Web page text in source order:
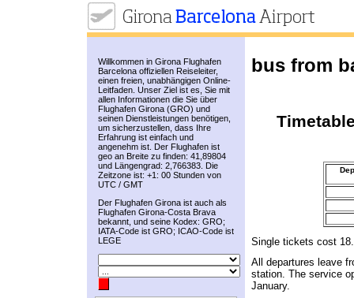
Willkommen in Girona Flughafen
Barcelona offiziellen Reiseleiter,
einen freien, unabhängigen Online-
Leitfaden. Unser Ziel ist es, Sie mit
allen Informationen die Sie über
Flughafen Girona (GRO) und
seinen Dienstleistungen benötigen,
um sicherzustellen, dass Ihre
Erfahrung ist einfach und
angenehm ist. Der Flughafen ist
geo an Breite zu finden: 41,89804
und Längengrad: 2,766383. Die
Zeitzone ist: +1: 00 Stunden von
UTC / GMT
Der Flughafen Girona ist auch als
Flughafen Girona-Costa Brava
bekannt, und seine Kodex: GRO;
IATA-Code ist GRO; ICAO-Code ist
LEGE
bus from
Single tickets cost
All departures leave
station. The service
January.